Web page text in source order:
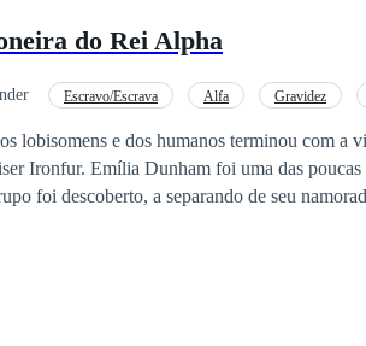
sexual de Hector Weyne sem mesmo saber
do Rei Alpha
Escravo/Escrava Alfa Gravidez
lobisomens e dos humanos terminou com a
Ironfur. Emília Dunham foi uma das
descoberto, a separando de seu namorado Lucas Blair. Emília se
uma noite, um ataque ao centro do governo
entre eles alguém chama a